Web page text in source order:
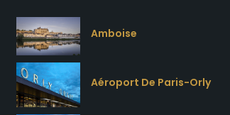
Amboise
Aéroport De Paris-Orly